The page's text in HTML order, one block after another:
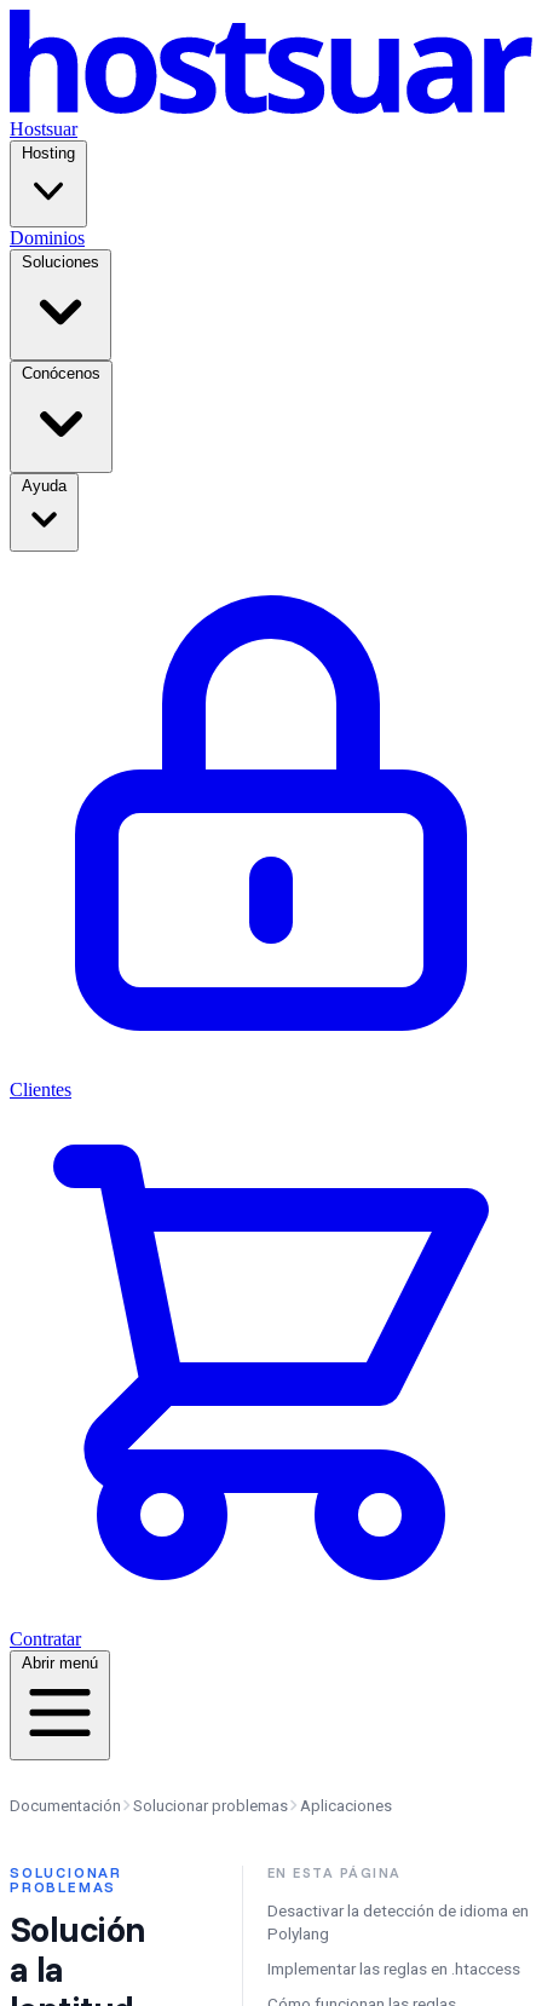
Hostsuar
Hosting
Dominios
Soluciones
Conócenos
Ayuda
Clientes
Contratar
Abrir menú
Documentación Solucionar problemas Aplicaciones
SOLUCIONAR
PROBLEMAS
Solución
a la
EN ESTA PÁGINA
Desactivar la detección de idioma en
Polylang
Implementar las reglas en .htaccess